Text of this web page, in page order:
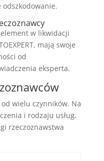
odszkodowanie.
w likwidacji
mają swoje
od
eksperta.
wielu czynników. Na
i rodzaju usług.
rzeczoznawstwa